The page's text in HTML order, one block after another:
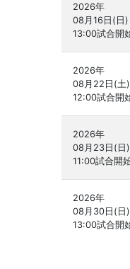
2026年
08月16日(日)
2026年
08月22日(土)
2026年
08月23日(日)
2026年
08月30日(日)